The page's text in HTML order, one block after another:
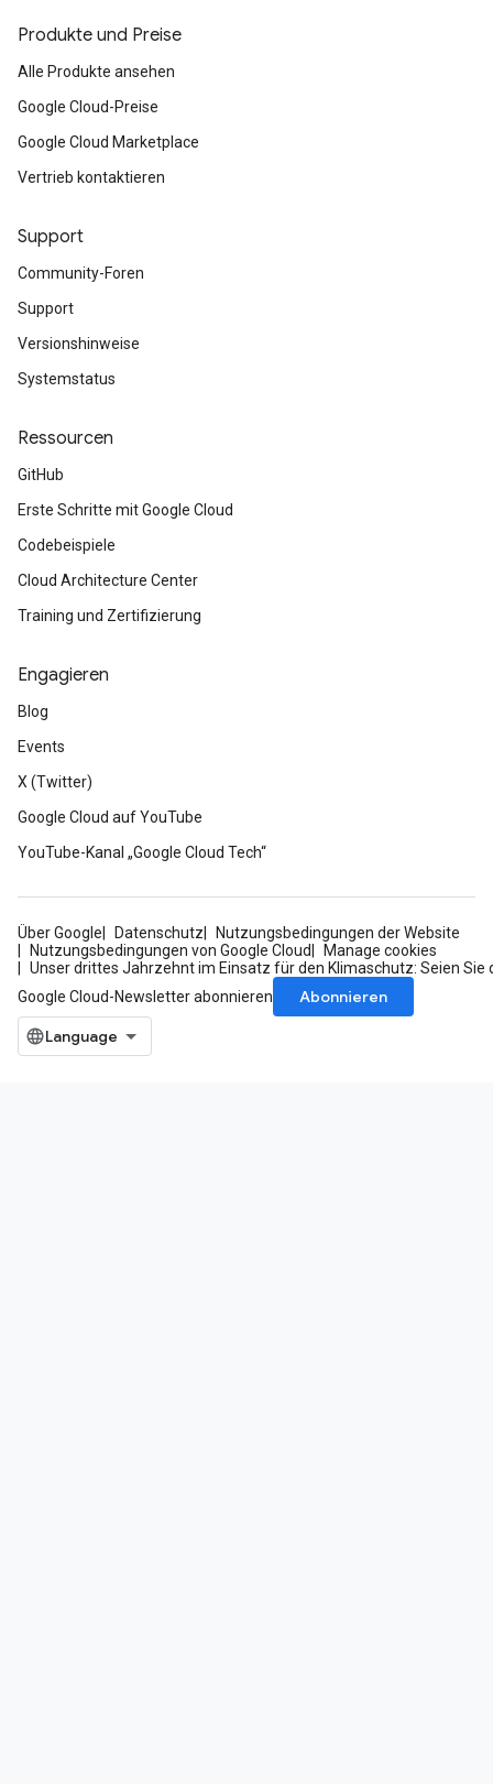
Produkte und Preise
Alle Produkte ansehen
Google Cloud-Preise
Google Cloud Marketplace
Vertrieb kontaktieren
Support
Community-Foren
Support
Versionshinweise
Systemstatus
Ressourcen
GitHub
Erste Schritte mit Google Cloud
Codebeispiele
Cloud Architecture Center
Training und Zertifizierung
Engagieren
Blog
Events
X (Twitter)
Google Cloud auf YouTube
YouTube-Kanal „Google Cloud Tech“
Über Google Datenschutz
Nutzungsbedingungen der Website
Nutzungsbedingungen von Google Cloud
Manage cookies
Unser drittes Jahrzehnt im Einsatz für den Klimaschutz: Seien Sie
Google Cloud-Newsletter abonnieren
Abonnieren